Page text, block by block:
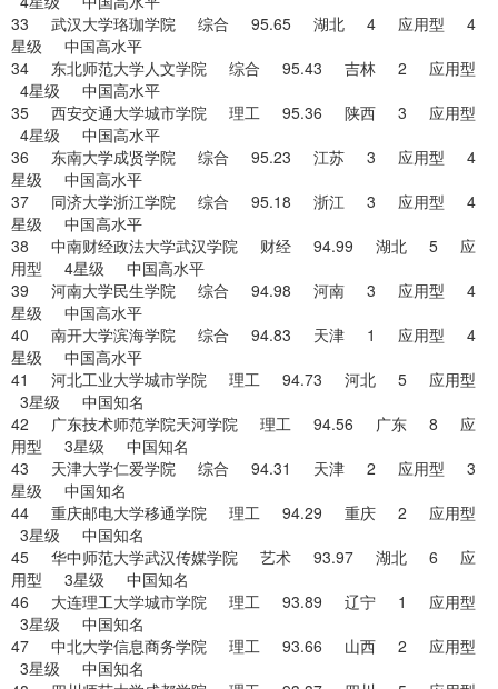
33 武汉大学珞珈学院 综合 95.65 湖北 4 应用型 4
星级 中国高水平
34 东北师范大学人文学院 综合 95.43 吉林 2 应用型
4星级 中国高水平
35 西安交通大学城市学院 理工 95.36 陕西 3 应用型
4星级 中国高水平
36 东南大学成贤学院 综合 95.23 江苏 3 应用型 4
星级 中国高水平
37 同济大学浙江学院 综合 95.18 浙江 3 应用型 4
星级 中国高水平
38 中南财经政法大学武汉学院 财经 94.99 湖北 5 应
用型 4星级 中国高水平
39 河南大学民生学院 综合 94.98 河南 3 应用型 4
星级 中国高水平
40 南开大学滨海学院 综合 94.83 天津 1 应用型 4
星级 中国高水平
41 河北工业大学城市学院 理工 94.73 河北 5 应用型
3星级 中国知名
42 广东技术师范学院天河学院 理工 94.56 广东 8 应
用型 3星级 中国知名
43 天津大学仁爱学院 综合 94.31 天津 2 应用型 3
星级 中国知名
44 重庆邮电大学移通学院 理工 94.29 重庆 2 应用型
3星级 中国知名
45 华中师范大学武汉传媒学院 艺术 93.97 湖北 6 应
用型 3星级 中国知名
46 大连理工大学城市学院 理工 93.89 辽宁 1 应用型
3星级 中国知名
47 中北大学信息商务学院 理工 93.66 山西 2 应用型
3星级 中国知名